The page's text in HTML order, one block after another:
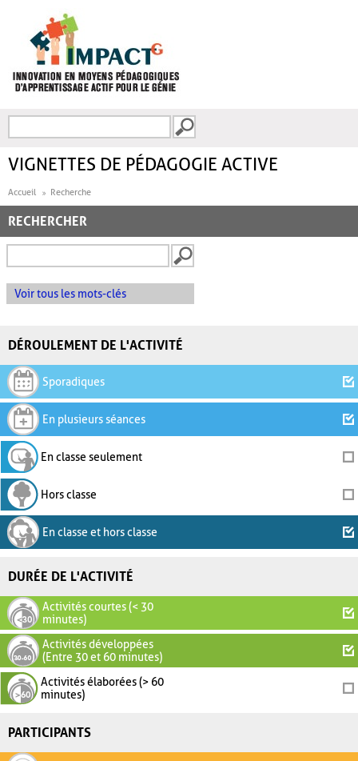
FORMULAIRE DE
VIGNETTES DE PÉDAGOGIE ACTIVE
Accueil Recherche
RECHERCHER
Voir tous les mots-clés
DÉROULEMENT DE L'ACTIVITÉ
Sporadiques
En plusieurs séances
En classe seulement
Hors classe
En classe et hors classe
DURÉE DE L'ACTIVITÉ
Activités courtes (< 30
minutes)
Activités développées
(Entre 30 et 60 minutes)
Activités élaborées (> 60
minutes)
PARTICIPANTS